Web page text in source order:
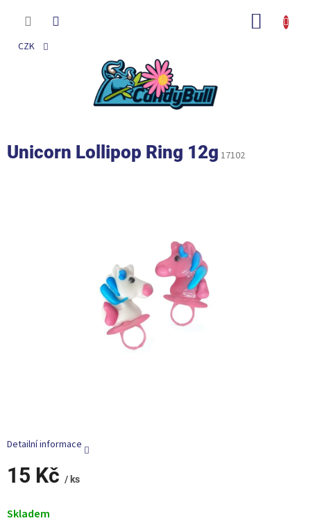
CZK
Unicorn Lollipop Ring 12g 17102
15 Kč / ks
cena:
Skladem
Detailní informace